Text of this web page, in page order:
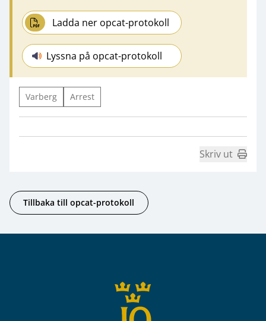
Ladda ner opcat-protokoll
Lyssna på opcat-protokoll
Varberg Arrest
Skriv ut
Tillbaka till opcat-protokoll